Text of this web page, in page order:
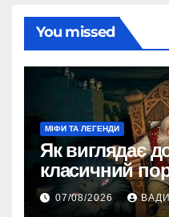
You missed
МІФИ ТА ЛЕГЕНДИ
Як виглядає
класичний
зовнішності
07/08/2026